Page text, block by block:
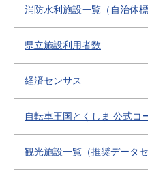
消防水利施設一覧（自治体
県立施設利用者数
経済センサス
自転車王国とくしま 公式コ
観光施設一覧（推奨データセ